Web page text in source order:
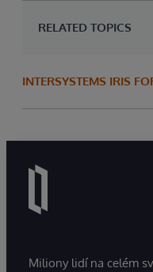
RELATED TOPICS
INTERSYSTEMS IRIS
Miliony lidí na celém